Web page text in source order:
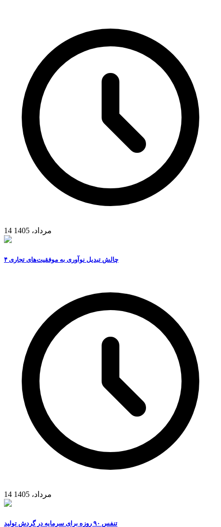
14 مرداد، 1405
۴ چالش تبدیل نوآوری به موفقیت‌های تجاری
14 مرداد، 1405
تنفس ۹۰ روزه برای سرمایه در گردش تولید